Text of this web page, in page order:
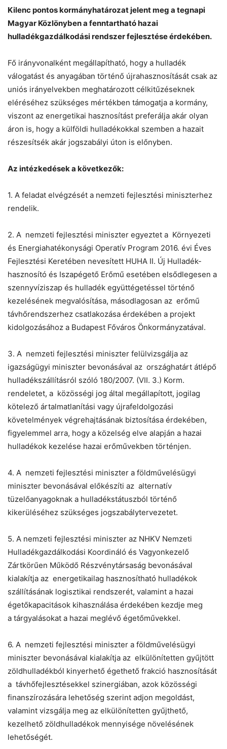
Kilenc pontos kormányhatározat jelent meg a tegnapi
Magyar Közlönyben a fenntartható hazai
hulladékgazdálkodási rendszer fejlesztése érdekében.
Fő irányvonalként megállapítható, hogy a hulladék
válogatást és anyagában történő újrahasznosítását csak az
uniós irányelvekben meghatározott célkitűzéseknek
eléréséhez szükséges mértékben támogatja a kormány,
viszont az energetikai hasznosítást preferálja akár olyan
áron is, hogy a külföldi hulladékokkal szemben a hazait
részesítsék akár jogszabályi úton is előnyben.
Az intézkedések a következők:
1. A feladat elvégzését a nemzeti fejlesztési miniszterhez
rendelik.
2. A nemzeti fejlesztési miniszter egyeztet a Környezeti
és Energiahatékonysági Operatív Program 2016. évi Éves
Fejlesztési Keretében nevesített HUHA II. Új Hulladék-
hasznosító és Iszapégető Erőmű esetében elsődlegesen a
szennyvíziszap és hulladék együttégetéssel történő
kezelésének megvalósítása, másodlagosan az erőmű
távhőrendszerhez csatlakozása érdekében a projekt
kidolgozásához a Budapest Főváros Önkormányzatával.
3. A nemzeti fejlesztési miniszter felülvizsgálja az
igazságügyi miniszter bevonásával az országhatárt átlépő
hulladékszállításról szóló 180/2007. (VII. 3.) Korm.
rendeletet, a közösségi jog által megállapított, jogilag
kötelező ártalmatlanítási vagy újrafeldolgozási
követelmények végrehajtásának biztosítása érdekében,
figyelemmel arra, hogy a közelség elve alapján a hazai
hulladékok kezelése hazai erőművekben történjen.
4. A nemzeti fejlesztési miniszter a földművelésügyi
miniszter bevonásával előkészíti az alternatív
tüzelőanyagoknak a hulladékstátuszból történő
kikerüléséhez szükséges jogszabálytervezetet.
5. A nemzeti fejlesztési miniszter az NHKV Nemzeti
Hulladékgazdálkodási Koordináló és Vagyonkezelő
Zártkörűen Működő Részvénytársaság bevonásával
kialakítja az energetikailag hasznosítható hulladékok
szállításának logisztikai rendszerét, valamint a hazai
égetőkapacitások kihasználása érdekében kezdje meg
a tárgyalásokat a hazai meglévő égetőművekkel.
6. A nemzeti fejlesztési miniszter a földművelésügyi
miniszter bevonásával kialakítja az elkülönítetten gyűjtött
zöldhulladékból kinyerhető égethető frakció hasznosítását
a távhőfejlesztésekkel szinergiában, azok közösségi
finanszírozására lehetőség szerint adjon megoldást,
valamint vizsgálja meg az elkülönítetten gyűjthető,
kezelhető zöldhulladékok mennyisége növelésének
lehetőségét.